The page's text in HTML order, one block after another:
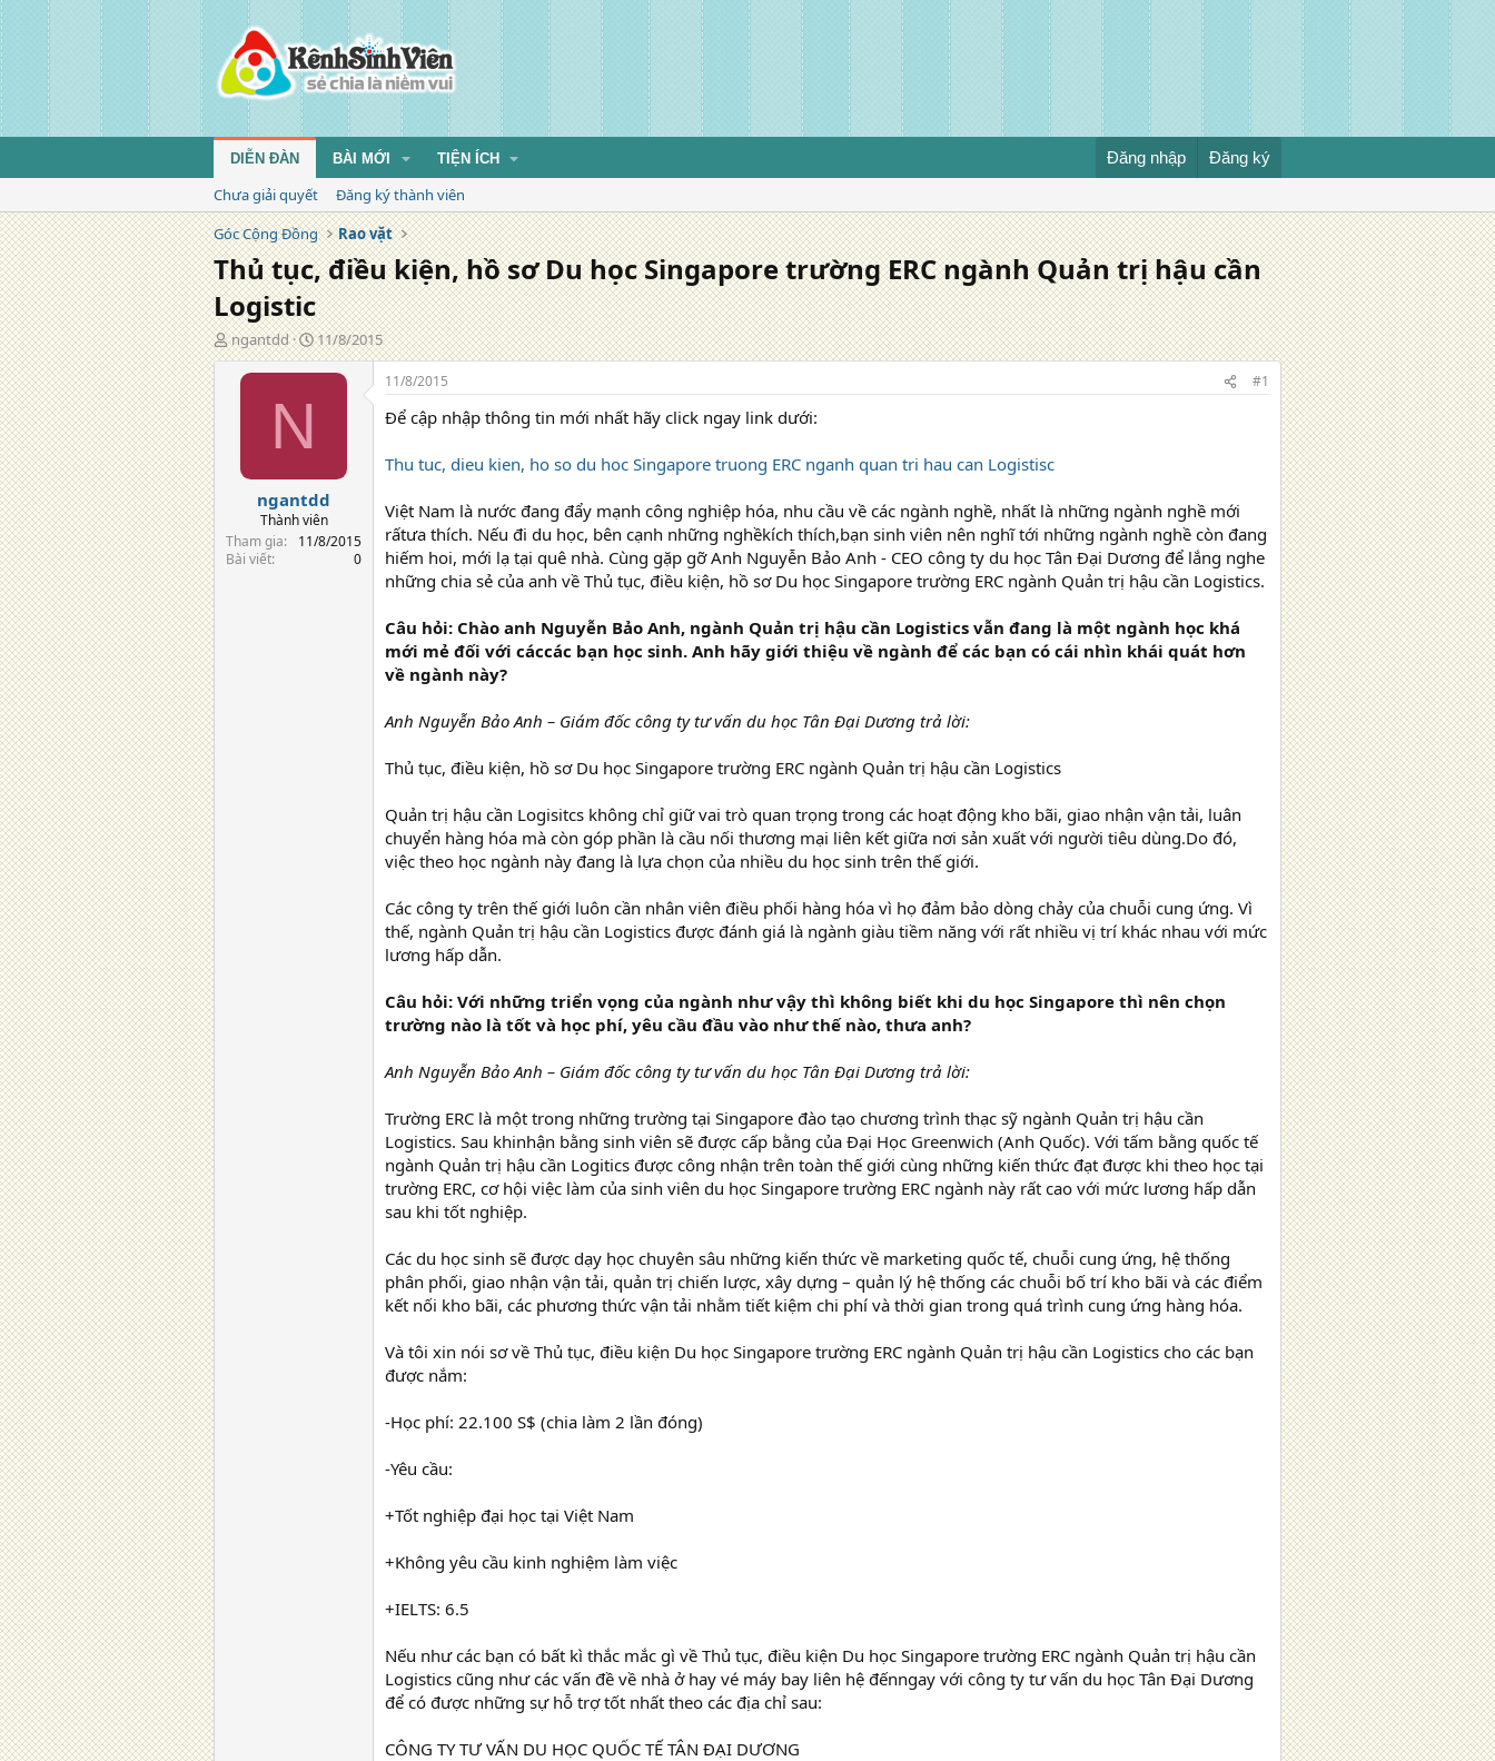
DIỄN ĐÀN BÀI MỚI TIỆN ÍCH Đăng nhập Đăng ký
Chưa giải quyết
Đăng ký thành viên
Góc Cộng Đồng
Rao vặt
Thủ tục, điều kiện, hồ sơ Du học Singapore trường ERC ngành Quản trị hậu cần
Logistic
T
á
ngantdd
N
g
à
g
11/8/2015
N
ngantdd
Thành viên
Tham gia
11/8/2015
Bài viết
0
11/8/2015 #1
Để cập nhập thông tin mới nhất hãy click ngay link dưới:
Thu tuc, dieu kien, ho so du hoc Singapore truong ERC nganh quan tri hau can Logistisc
Việt Nam là nước đang đẩy mạnh công nghiệp hóa, nhu cầu về các ngành nghề, nhất là những ngành nghề mới
rấtưa thích. Nếu đi du học, bên cạnh những nghềkích thích,bạn sinh viên nên nghĩ tới những ngành nghề còn đang
hiếm hoi, mới lạ tại quê nhà. Cùng gặp gỡ Anh Nguyễn Bảo Anh - CEO công ty du học Tân Đại Dương để lắng nghe
những chia sẻ của anh về Thủ tục, điều kiện, hồ sơ Du học Singapore trường ERC ngành Quản trị hậu cần Logistics.
Câu hỏi: Chào anh Nguyễn Bảo Anh, ngành Quản trị hậu cần Logistics vẫn đang là một ngành học khá
mới mẻ đối với cáccác bạn học sinh. Anh hãy giới thiệu về ngành để các bạn có cái nhìn khái quát hơn
về ngành này?
Anh Nguyễn Bảo Anh – Giám đốc công ty tư vấn du học Tân Đại Dương trả lời:
Thủ tục, điều kiện, hồ sơ Du học Singapore trường ERC ngành Quản trị hậu cần Logistics
Quản trị hậu cần Logisitcs không chỉ giữ vai trò quan trọng trong các hoạt động kho bãi, giao nhận vận tải, luân
chuyển hàng hóa mà còn góp phần là cầu nối thương mại liên kết giữa nơi sản xuất với người tiêu dùng.Do đó,
việc theo học ngành này đang là lựa chọn của nhiều du học sinh trên thế giới.
Các công ty trên thế giới luôn cần nhân viên điều phối hàng hóa vì họ đảm bảo dòng chảy của chuỗi cung ứng. Vì
thế, ngành Quản trị hậu cần Logistics được đánh giá là ngành giàu tiềm năng với rất nhiều vị trí khác nhau với mức
lương hấp dẫn.
Câu hỏi: Với những triển vọng của ngành như vậy thì không biết khi du học Singapore thì nên chọn
trường nào là tốt và học phí, yêu cầu đầu vào như thế nào, thưa anh?
Anh Nguyễn Bảo Anh – Giám đốc công ty tư vấn du học Tân Đại Dương trả lời:
Trường ERC là một trong những trường tại Singapore đào tạo chương trình thạc sỹ ngành Quản trị hậu cần
Logistics. Sau khinhận bằng sinh viên sẽ được cấp bằng của Đại Học Greenwich (Anh Quốc). Với tấm bằng quốc tế
ngành Quản trị hậu cần Logitics được công nhận trên toàn thế giới cùng những kiến thức đạt được khi theo học tại
trường ERC, cơ hội việc làm của sinh viên du học Singapore trường ERC ngành này rất cao với mức lương hấp dẫn
sau khi tốt nghiệp.
Các du học sinh sẽ được dạy học chuyên sâu những kiến thức về marketing quốc tế, chuỗi cung ứng, hệ thống
phân phối, giao nhận vận tải, quản trị chiến lược, xây dựng – quản lý hệ thống các chuỗi bố trí kho bãi và các điểm
kết nối kho bãi, các phương thức vận tải nhằm tiết kiệm chi phí và thời gian trong quá trình cung ứng hàng hóa.
Và tôi xin nói sơ về Thủ tục, điều kiện Du học Singapore trường ERC ngành Quản trị hậu cần Logistics cho các bạn
được nắm:
-Học phí: 22.100 S$ (chia làm 2 lần đóng)
-Yêu cầu:
+Tốt nghiệp đại học tại Việt Nam
+Không yêu cầu kinh nghiệm làm việc
+IELTS: 6.5
Nếu như các bạn có bất kì thắc mắc gì về Thủ tục, điều kiện Du học Singapore trường ERC ngành Quản trị hậu cần
Logistics cũng như các vấn đề về nhà ở hay vé máy bay liên hệ đếnngay với công ty tư vấn du học Tân Đại Dương
để có được những sự hỗ trợ tốt nhất theo các địa chỉ sau:
CÔNG TY TƯ VẤN DU HỌC QUỐC TẾ TÂN ĐẠI DƯƠNG